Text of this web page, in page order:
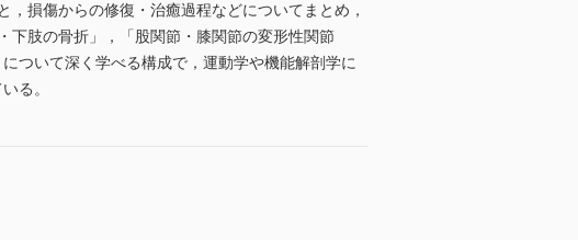
損傷からの修復・治癒過程などについてまとめ，
下肢の骨折」，「股関節・膝関節の変形性関節
ついて深く学べる構成で，運動学や機能解剖学に
る。